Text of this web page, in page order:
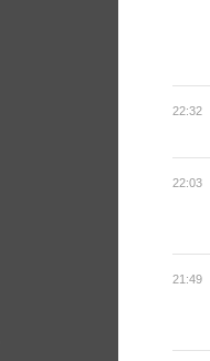
22:32
22:03
21:49